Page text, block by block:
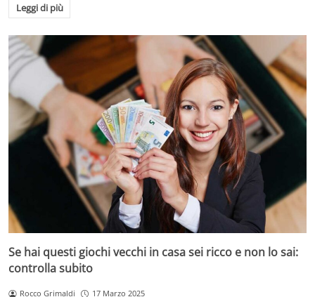
Leggi di più
Se hai questi giochi vecchi in casa sei ricco e non lo sai:
controlla subito
Rocco Grimaldi 17 Marzo 2025